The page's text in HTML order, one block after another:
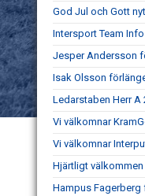
God Jul och Gott
Intersport Team Info
Jesper Andersson
Isak Olsson
Ledarstaben Herr A
Vi välkomnar
Vi välkomnar
Hjärtligt välkommen
Hampus Fagerberg